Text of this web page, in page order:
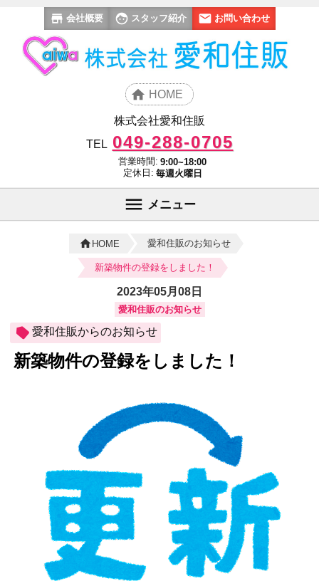
会社概要 スタッフ紹介 お問い合わせ
HOME
株式会社愛和住販
TEL 049-288-0705
営業時間: 9:00~18:00
定休日: 毎週火曜日
メニュー
HOME 愛和住販のお知らせ
新築物件の登録をしました！
2023年05月08日
愛和住販のお知らせ
愛和住販からのお知らせ
新築物件の登録をしました！